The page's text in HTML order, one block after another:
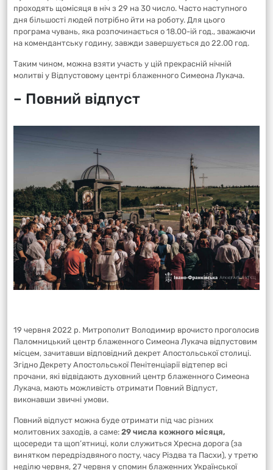
проходять щомісяця в ніч з 29 на 30 число. Часто наступного
дня більшості людей потрібно йти на роботу. Для цього
програма чувань, яка розпочинається о 18.00-ій год., зважаючи
на комендантську годину, завжди завершується до 22.00 год.
Таким чином, можна взяти участь у цій прекрасній нічній
молитві у Відпустовому центрі блаженного Симеона Лукача.
– Повний відпуст
19 червня 2022 р. Митрополит Володимир врочисто проголосив
Паломницький центр блаженного Симеона Лукача відпустовим
місцем, зачитавши відповідний декрет Апостольської столиці.
Згідно Декрету Апостольської Пенітенціарії відтепер всі
прочани, які відвідають духовний центр блаженного Симеона
Лукача, мають можливість отримати Повний Відпуст,
виконавши звичні умови.
Повний відпуст можна буде отримати під час різних
молитовних заходів, а саме: 29 числа кожного місяця,
щосереди та щоп’ятниці, коли служиться Хресна дорога (за
винятком передріздвяного посту, часу Різдва та Пасхи), у третю
неділю червня, 27 червня у спомин блаженних Української